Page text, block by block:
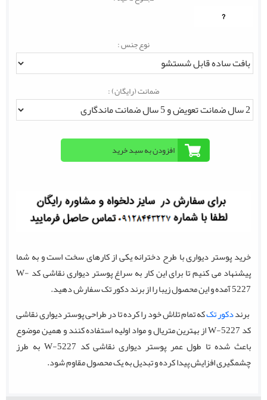
?
نوع جنس :
ضمانت (رایگان) :
خرید پوستر دیواری با طرح دخترانه یکی از کارهای سخت است و به شما
پیشنهاد می کنیم تا برای این کار به سراغ پوستر دیواری نقاشی کد W-
5227 آمده و این محصول زیبا را از برند دکور تک سفارش دهید.
برنددکور تککه تمام تلاش خود را کرده تا در طراحی پوستر دیواری نقاشی
کد W-5227 از بهترین متریال و مواد اولیه استفاده کنند و همین موضوع
باعث شده تا طول عمر پوستر دیواری نقاشی کد W-5227 به طرز
چشمگیری افزایش پیدا کرده و تبدیل به یک محصول مقاوم شود.